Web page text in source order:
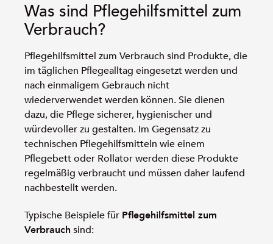
Was sind Pflegehilfsmittel zum
Verbrauch?
Pflegehilfsmittel zum Verbrauch sind Produkte, die
im täglichen Pflegealltag eingesetzt werden und
nach einmaligem Gebrauch nicht
wiederverwendet werden können. Sie dienen
dazu, die Pflege sicherer, hygienischer und
würdevoller zu gestalten. Im Gegensatz zu
technischen Pflegehilfsmitteln wie einem
Pflegebett oder Rollator werden diese Produkte
regelmäßig verbraucht und müssen daher laufend
nachbestellt werden.
Typische Beispiele für Pflegehilfsmittel zum
Verbrauch sind: